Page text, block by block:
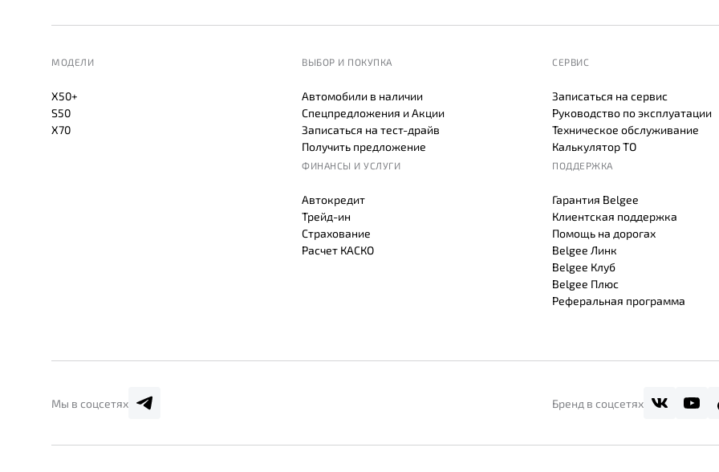
МОДЕЛИ
X50+
S50
X70
ВЫБОР И ПОКУПКА
Автомобили в наличии
Спецпредложения и Акции
Записаться на тест-драйв
Получить предложение
ФИНАНСЫ И УСЛУГИ
Автокредит
Трейд-ин
Страхование
Расчет КАСКО
СЕРВИС
Записаться на сервис
Руководство по эксплуатации
Техническое обслуживание
Калькулятор ТО
ПОДДЕРЖКА
Гарантия Belgee
Клиентская поддержка
Помощь на дорогах
Belgee Линк
Belgee Клуб
Belgee Плюс
Реферальная программа
Мы в соцсетях Бренд в соцсетях